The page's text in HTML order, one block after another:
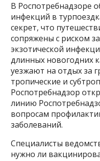
В Роспотребнадзоре
инфекций в
секрет, что
сопряжены с риском
экзотической
длинных новогодних
уезжают на отдых за
тропические и
Роспотребнадзор
линию
вопросам
заболеваний.
Специалисты
нужно ли